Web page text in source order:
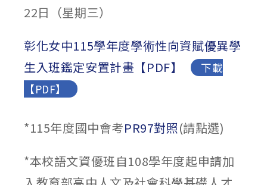
22日（星期三）
彰化女中115學年度學術性向資賦優異學
生入班鑑定安置計畫【PDF】
下載
【PDF】
*115年度國中會考PR97對照(請點選)
*本校語文資優班自108學年度起申請加